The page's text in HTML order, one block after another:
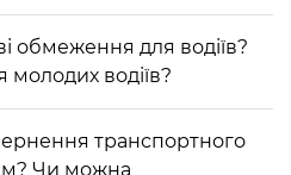
обмеження для водіїв?
молодих водіїв?
транспортного
Чи можна